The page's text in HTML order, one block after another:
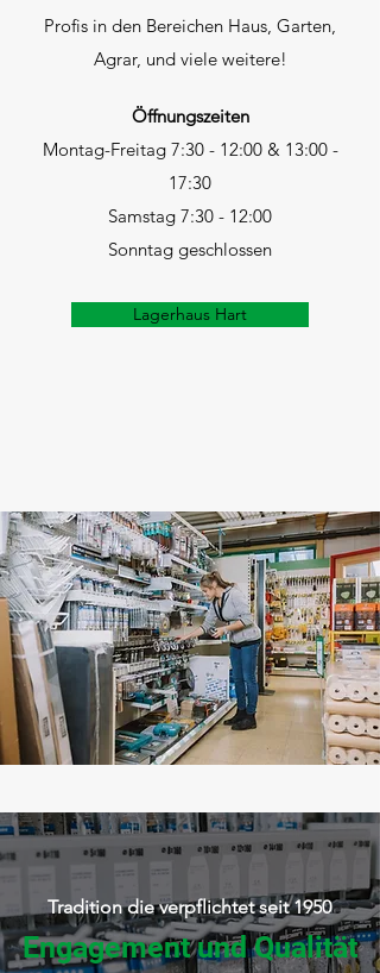
Profis in den Bereichen Haus, Garten,
Agrar, und viele weitere!
Öffnungszeiten
Montag-Freitag 7:30 - 12:00 & 13:00 -
17:30
Samstag 7:30 - 12:00
Sonntag geschlossen
Lagerhaus Hart
Tradition die verpflichtet seit 1950
Engagement und Qualität